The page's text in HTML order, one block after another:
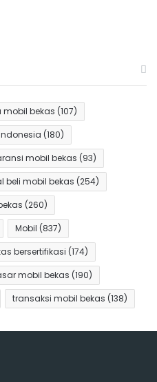
mobil bekas (107)
(180)
mobil bekas (93)
beli mobil bekas (254)
(260)
Mobil (837)
bersertifikasi (174)
mobil bekas (190)
transaksi mobil bekas (138)